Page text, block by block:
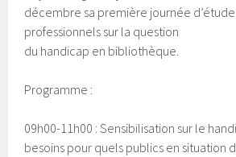
décembre sa première journée
professionnels sur la question
du handicap en bibliothèque.
Programme :
09h00-11h00 : Sensibilisation sur le
besoins pour quels publics en situation